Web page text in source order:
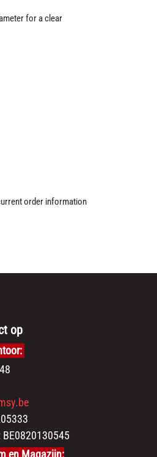
for a clear
order information
op
BE0820130545
en Magazijn: